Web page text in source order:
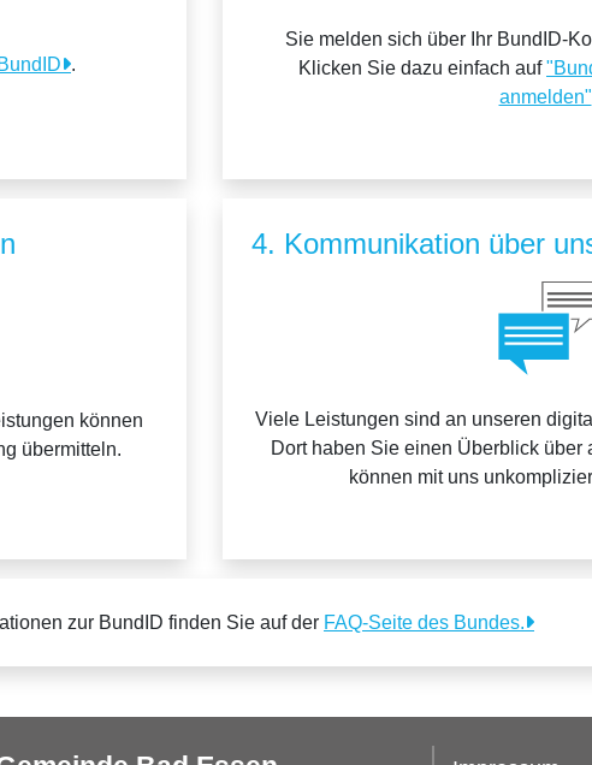
.
Sie melden sich über Ihr BundID-
Klicken Sie dazu einfach auf
anmelden"
können
übermitteln.
4. Kommunikation über
Viele Leistungen sind an unseren
Dort haben Sie einen Überblick über
können mit uns
zur BundID finden Sie auf der FAQ-Seite des Bundes.